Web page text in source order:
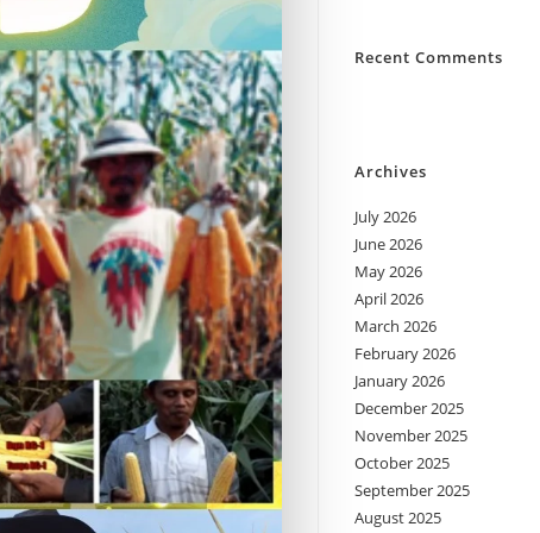
Recent Comments
Archives
July 2026
June 2026
May 2026
April 2026
March 2026
February 2026
January 2026
December 2025
November 2025
October 2025
September 2025
August 2025